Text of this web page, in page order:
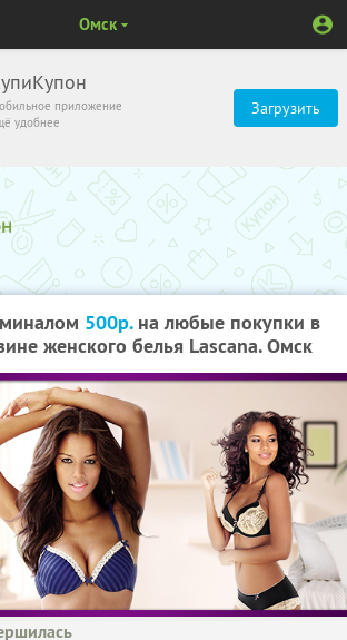
приложение
удобнее
Загрузить
Омск
500р.на любые покупки в
женского белья Lascana. Омск